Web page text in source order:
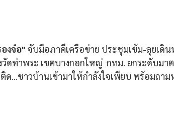
งจ๋อ" จับมือภาคีเครือข่าย ประชุมเข้ม-ลุยเดิ
ดท่าพระ เขตบางกอกใหญ่  กทม. ยกระดับมา
ด...ชาวบ้านเข้ามาให้กำลังใจเพียบ พร้อมถาม